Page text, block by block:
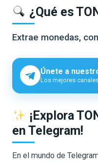
¿Qué es
Extrae monedas,
Únete a
Los mejores
¡Explora
en Telegram!
En el mundo de